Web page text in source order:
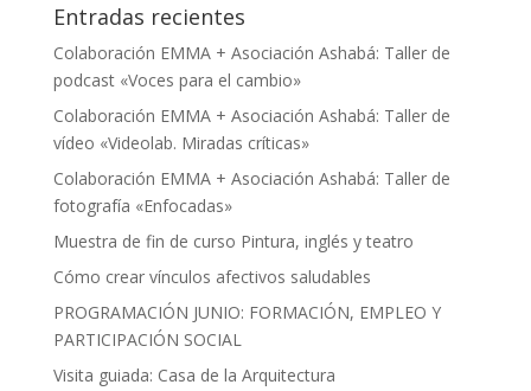
Entradas recientes
Colaboración EMMA + Asociación Ashabá: Taller de
podcast «Voces para el cambio»
Colaboración EMMA + Asociación Ashabá: Taller de
vídeo «Videolab. Miradas críticas»
Colaboración EMMA + Asociación Ashabá: Taller de
fotografía «Enfocadas»
Muestra de fin de curso Pintura, inglés y teatro
Cómo crear vínculos afectivos saludables
PROGRAMACIÓN JUNIO: FORMACIÓN, EMPLEO Y
PARTICIPACIÓN SOCIAL
Visita guiada: Casa de la Arquitectura